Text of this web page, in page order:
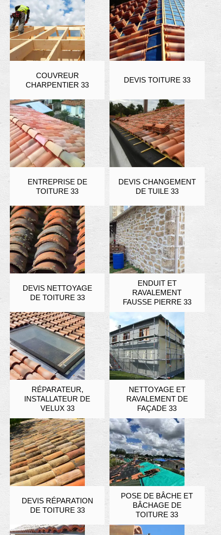
COUVREUR
CHARPENTIER 33
DEVIS TOITURE 33
ENTREPRISE DE
TOITURE 33
DEVIS CHANGEMENT
DE TUILE 33
DEVIS NETTOYAGE
DE TOITURE 33
ENDUIT ET
RAVALEMENT
FAUSSE PIERRE 33
RÉPARATEUR,
INSTALLATEUR DE
VELUX 33
NETTOYAGE ET
RAVALEMENT DE
FAÇADE 33
DEVIS RÉPARATION
DE TOITURE 33
POSE DE BÂCHE ET
BÂCHAGE DE
TOITURE 33